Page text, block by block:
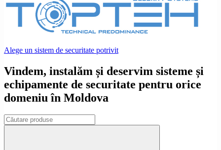
Alege un sistem de securitate potrivit
Vindem, instalăm și deservim sisteme și
echipamente de securitate pentru orice
domeniu în Moldova